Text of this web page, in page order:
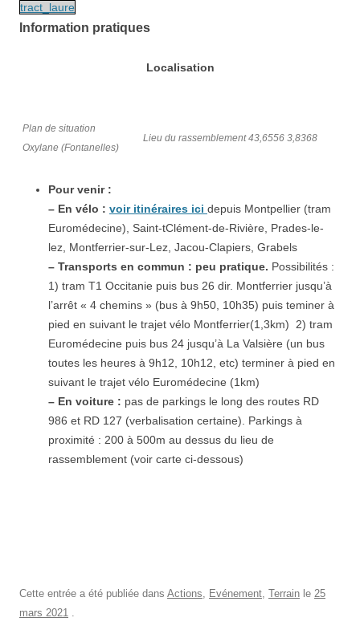
tract_laure
Information pratiques
Localisation
Lieu du rassemblement 43,6556 3,8368
Plan de situation
Oxylane (Fontanelles)
Pour venir :
– En vélo : voir itinéraires ici depuis Montpellier (tram
Euromédecine), Saint-tClément-de-Rivière, Prades-le-
lez, Montferrier-sur-Lez, Jacou-Clapiers, Grabels
– Transports en commun : peu pratique. Possibilités :
1) tram T1 Occitanie puis bus 26 dir. Montferrier jusqu’à
l’arrêt « 4 chemins » (bus à 9h50, 10h35) puis teminer à
pied en suivant le trajet vélo Montferrier(1,3km) 2) tram
Euromédecine puis bus 24 jusqu’à La Valsière (un bus
toutes les heures à 9h12, 10h12, etc) terminer à pied en
suivant le trajet vélo Euromédecine (1km)
– En voiture : pas de parkings le long des routes RD
986 et RD 127 (verbalisation certaine). Parkings à
proximité : 200 à 500m au dessus du lieu de
rassemblement (voir carte ci-dessous)
Cette entrée a été publiée dans Actions, Evénement, Terrain le 25
mars 2021 .